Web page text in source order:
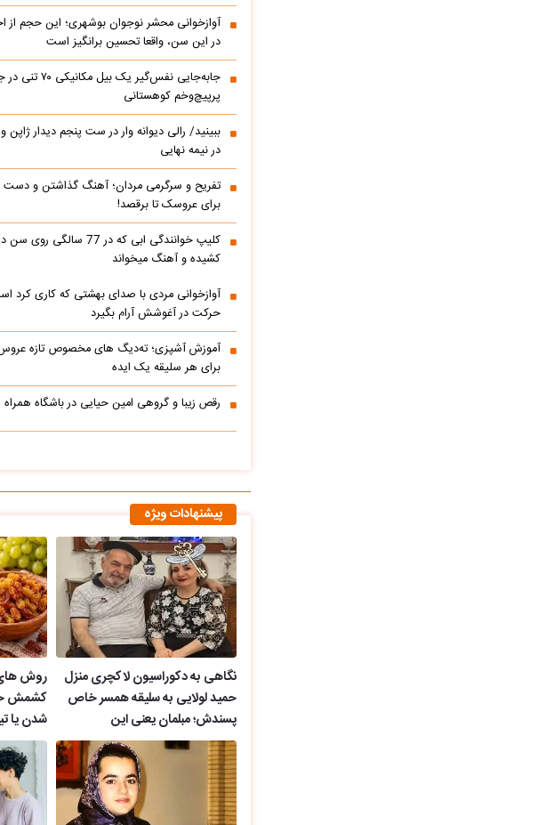
آوازخوانی محشر نوجوان بوشهری؛ این حجم
در این سن، واقعا تحسین‌ برانگیز است
جابه‌جایی نفس‌گیر یک بیل
پرپیچ‌وخم کوهستانی
ببینید/ رالی دیوانه وار در ست پنجم دیدار ژاپن
در نیمه نهایی
تفریح و سرگرمی مردان؛ آهنگ گذاشتن و دست
برای عروسک تا برقصد!
کلیپ خوانندگی ابی که در 77 سالگی روی
کشیده و آهنگ میخواند
آوازخوانی مردی با صدای بهشتی که کاری کرد
حرکت در آغوشش آرام بگیرد
آموزش آشپزی؛ ته‌دیگ‌ های مخصوص تازه‌
برای هر سلیقه یک ایده
رقص زیبا و گروهی امین حیایی در باشگاه
پیشنهادات ویژه
نگاهی به دکوراسیون لاکچری منزل
حمید لولایی به سلیقه همسر خاص
پسندش؛ مبلمان یعنی این
روش
کشمش
شدن یا